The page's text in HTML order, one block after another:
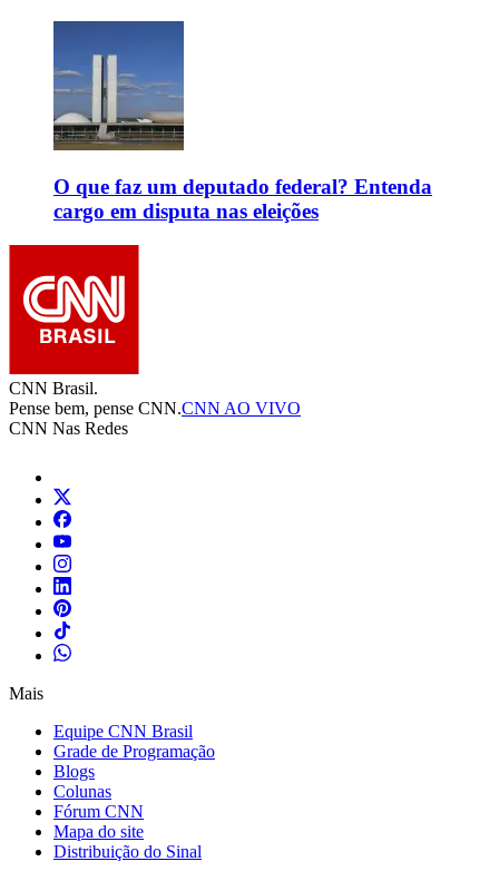
O que faz um deputado federal? Entenda
cargo em disputa nas eleições
CNN Brasil.
Pense bem, pense CNN.CNN AO VIVO
CNN Nas Redes
Mais
Equipe CNN Brasil
Grade de Programação
Blogs
Colunas
Fórum CNN
Mapa do site
Distribuição do Sinal